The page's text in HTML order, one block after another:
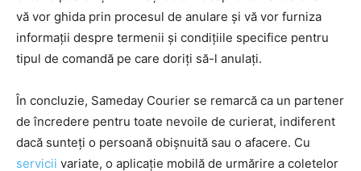
vă vor ghida prin procesul de anulare și vă vor furniza
informații despre termenii și condițiile specifice pentru
tipul de comandă pe care doriți să-l anulați.
În concluzie, Sameday Courier se remarcă ca un partener
de încredere pentru toate nevoile de curierat, indiferent
dacă sunteți o persoană obișnuită sau o afacere. Cu
servicii variate, o aplicație mobilă de urmărire a coletelor